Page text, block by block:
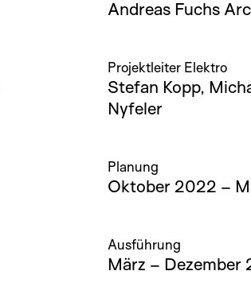
Andreas Fuchs
Projektleiter Elektro
Stefan Kopp,
Nyfeler
Planung
Oktober 2022 –
Ausführung
März – Dezember